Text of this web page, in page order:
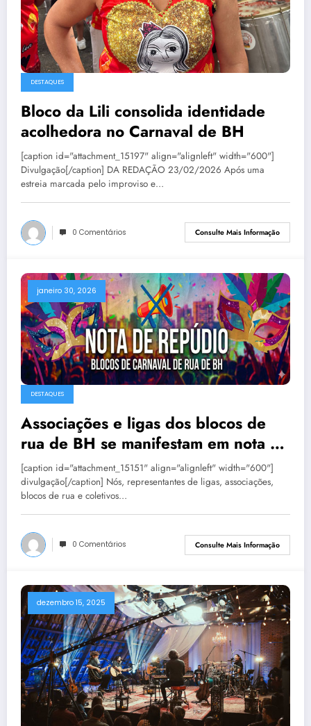
DESTAQUES
Bloco da Lili consolida identidade
acolhedora no Carnaval de BH
[caption id="attachment_15197" align="alignleft" width="600"]
Divulgação[/caption] DA REDAÇÃO 23/02/2026 Após uma
estreia marcada pelo improviso e…
0 Comentários Consulte Mais Informação
janeiro 30, 2026
DESTAQUES
Associações e ligas dos blocos de
rua de BH se manifestam em nota de
repúdio
[caption id="attachment_15151" align="alignleft" width="600"]
divulgação[/caption] Nós, representantes de ligas, associações,
blocos de rua e coletivos…
0 Comentários Consulte Mais Informação
dezembro 15, 2025